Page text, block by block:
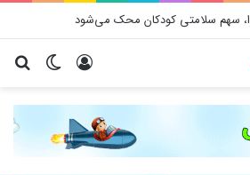
سهم سلامتی کودکان محک می‌­شود
تغییر ورود